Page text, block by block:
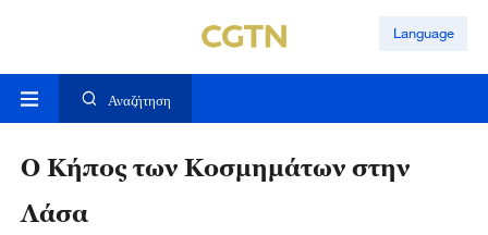
Language
Αναζήτηση
Ο Κήπος των Κοσμημάτων στην
Λάσα